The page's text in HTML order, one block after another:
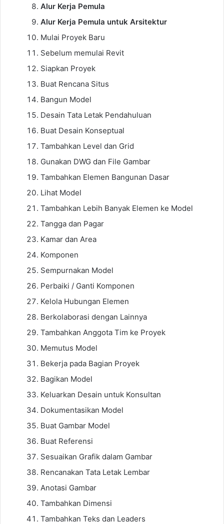
Alur Kerja Pemula
Alur Kerja Pemula untuk Arsitektur
Mulai Proyek Baru
Sebelum memulai Revit
Siapkan Proyek
Buat Rencana Situs
Bangun Model
Desain Tata Letak Pendahuluan
Buat Desain Konseptual
Tambahkan Level dan Grid
Gunakan DWG dan File Gambar
Tambahkan Elemen Bangunan Dasar
Lihat Model
Tambahkan Lebih Banyak Elemen ke Model
Tangga dan Pagar
Kamar dan Area
Komponen
Sempurnakan Model
Perbaiki / Ganti Komponen
Kelola Hubungan Elemen
Berkolaborasi dengan Lainnya
Tambahkan Anggota Tim ke Proyek
Memutus Model
Bekerja pada Bagian Proyek
Bagikan Model
Keluarkan Desain untuk Konsultan
Dokumentasikan Model
Buat Gambar Model
Buat Referensi
Sesuaikan Grafik dalam Gambar
Rencanakan Tata Letak Lembar
Anotasi Gambar
Tambahkan Dimensi
Tambahkan Teks dan Leaders